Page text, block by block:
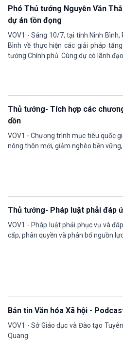
Phó Thủ tướng Nguyễn Văn
dự án tồn đọng
VOV1 - Sáng 10/7, tại tỉnh Ninh
Bình về thực hiện các giải pháp
tướng Chính phủ. Cùng dự có lãnh
Thủ tướng- Tích hợp các
dồn
VOV1 - Chương trình mục tiêu quốc
nông thôn mới, giảm nghèo bền vững,
Thủ tướng- Pháp luật phải đáp
VOV1 - Pháp luật phải phục vụ và
cấp, phân quyền và phân bổ nguồn
Bản tin Văn hóa Xã hội -
VOV1 - Sở Giáo dục và Đào tạo
Quang.